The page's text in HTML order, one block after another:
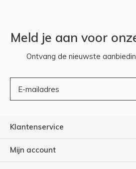
Meld je aan voor
Ontvang de nieuwste
Klantenservice
Mijn account